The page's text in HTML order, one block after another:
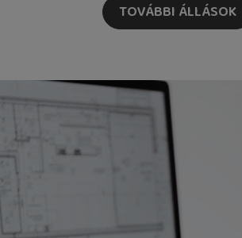
TOVÁBBI ÁLLÁSOK